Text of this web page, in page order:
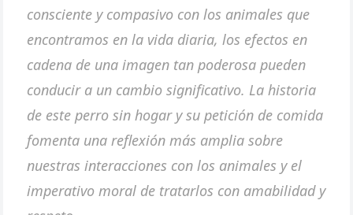
consciente y compasivo con los animales que
encontramos en la vida diaria, los efectos en
cadena de una imagen tan poderosa pueden
conducir a un cambio significativo. La historia
de este perro sin hogar y su petición de comida
fomenta una reflexión más amplia sobre
nuestras interacciones con los animales y el
imperativo moral de tratarlos con amabilidad y